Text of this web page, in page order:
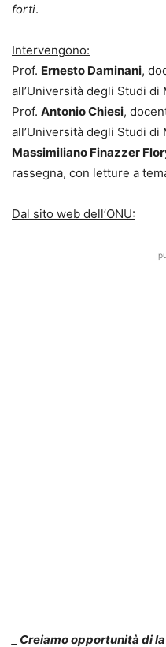
forti.
Intervengono:
Prof. Ernesto Daminani,
all’Università degli Studi di
Prof. Antonio Chiesi,
all’Università degli Studi di
Massimiliano Finazzer
rassegna, con letture a
Dal sito web dell’ONU:
_ Creiamo opportunità di